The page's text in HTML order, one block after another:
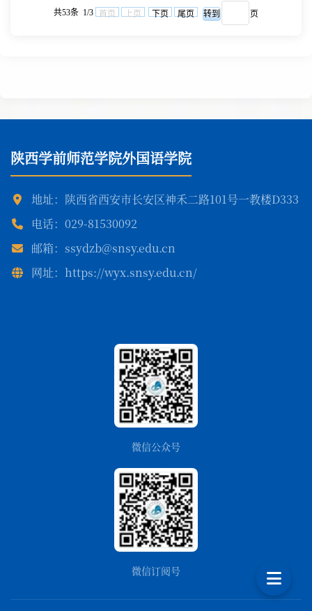
共53条 1/3 首页 上页 下页 尾页 页
陕西学前师范学院外国语学院
地址：陕西省西安市长安区神禾二路101号一教楼D333
电话：029-81530092
邮箱：ssydzb@snsy.edu.cn
网址：https://wyx.snsy.edu.cn/
微信公众号
微信订阅号